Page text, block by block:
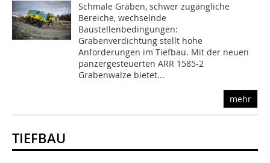
Schmale Gräben, schwer zugängliche
Bereiche, wechselnde
Baustellenbedingungen:
Grabenverdichtung stellt hohe
Anforderungen im Tiefbau. Mit der neuen
panzergesteuerten ARR 1585-2
Grabenwalze bietet...
mehr
TIEFBAU